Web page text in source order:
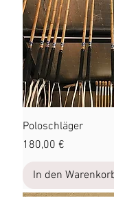
Poloschläger
Preis
180,00 €
In den